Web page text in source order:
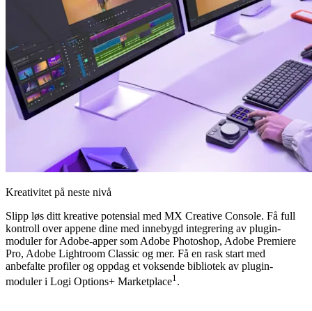
Kreativitet på neste nivå
Slipp løs ditt kreative potensial med MX Creative Console. Få full
kontroll over appene dine med innebygd integrering av plugin-
moduler for Adobe-apper som Adobe Photoshop, Adobe Premiere
Pro, Adobe Lightroom Classic og mer. Få en rask start med
anbefalte profiler og oppdag et voksende bibliotek av plugin-
moduler i Logi Options+ Marketplace1.